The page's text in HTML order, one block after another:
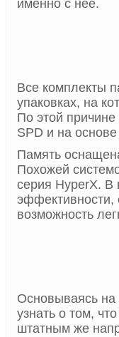
именно с неё.
Все комплекты
упаковках, на
По этой
SPD и на
Память
Похожей
серия HyperX. В
эффективности,
возможность
Основываясь на
узнать о том,
штатным же